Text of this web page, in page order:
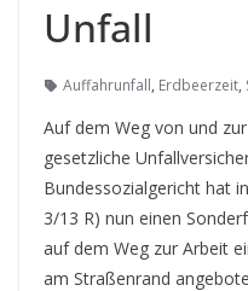
Unfall
Auffahrunfall, Erdbeerzeit,
Auf dem Weg von und
gesetzliche
Bundessozialgericht hat
3/13 R) nun einen
auf dem Weg zur Arbeit
am Straßenrand